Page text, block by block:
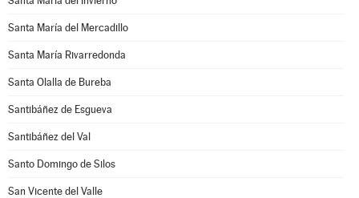
Santa María del Mercadillo
Santa María Rivarredonda
Santa Olalla de Bureba
Santibáñez de Esgueva
Santibáñez del Val
Santo Domingo de Silos
San Vicente del Valle